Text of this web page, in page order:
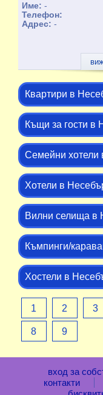
Име:-
Телефон:
Адрес:-
Квартири в
Къщи за гости в
Семейни хотели
Хотели в
Вилни селища в
Къмпинги/
Хостели в
1 2 3
8 9
вход за
контакти